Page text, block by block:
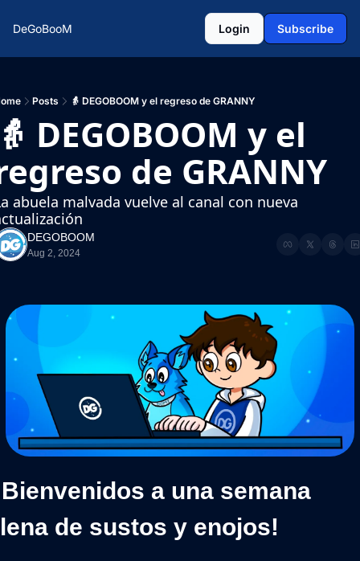
DeGoBooM Login Subscribe
Posts 👵 DEGOBOOM y el regreso de GRANNY
DEGOBOOM y el
de GRANNY
abuela malvada vuelve al canal con nueva
DEGOBOOM
Aug 2, 2024
a una semana
de sustos y enojos!